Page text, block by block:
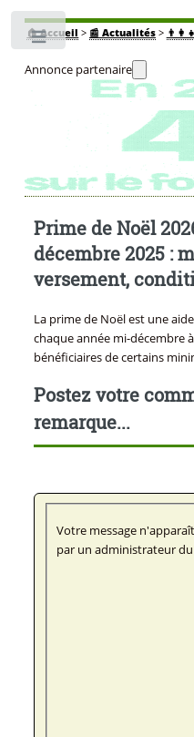
🏠Accueil > 📰 Actualités>
Annonce partenaire
Prime de Noël
décembre 2025 :
versement,
La prime de Noël est une
chaque année mi-décembre
bénéficiaires de certains
Postez votre
remarque...
Votre message
par un administrateur
Toggle